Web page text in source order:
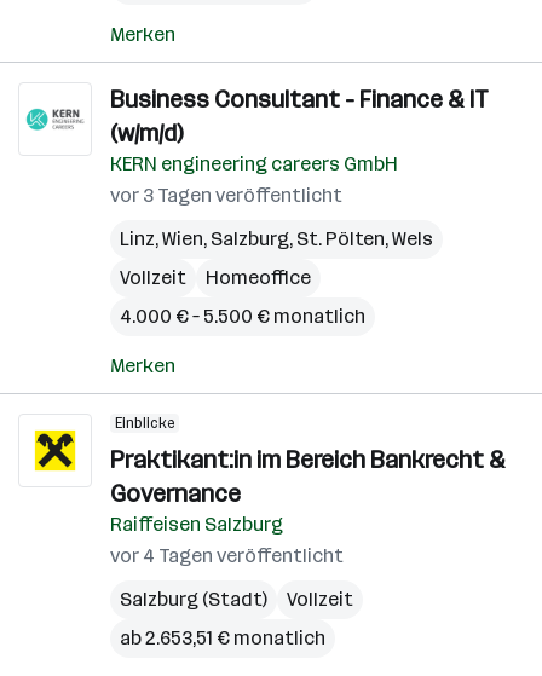
Merken
Business Consultant - Finance & IT
(w/m/d)
KERN engineering careers GmbH
vor 3 Tagen veröffentlicht
Linz,Wien, Salzburg, St. Pölten,Wels
Vollzeit
Homeoffice
4.000 € – 5.500 € monatlich
Merken
Einblicke
Praktikant:in im Bereich Bankrecht &
Governance
Raiffeisen Salzburg
vor 4 Tagen veröffentlicht
Salzburg (Stadt)
Vollzeit
ab 2.653,51 € monatlich